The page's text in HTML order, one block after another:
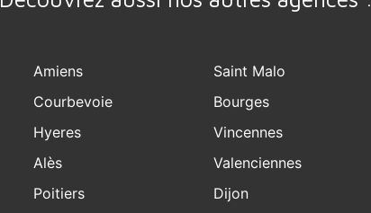
Amiens
Courbevoie
Hyeres
Alès
Poitiers
Saint Malo
Bourges
Vincennes
Valenciennes
Dijon